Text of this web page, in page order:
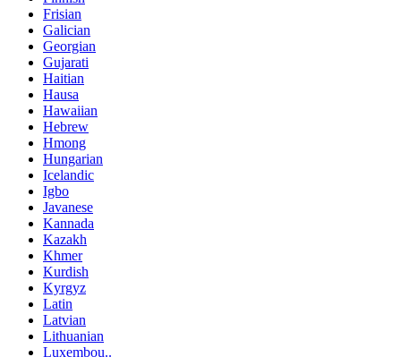
Frisian
Galician
Georgian
Gujarati
Haitian
Hausa
Hawaiian
Hebrew
Hmong
Hungarian
Icelandic
Igbo
Javanese
Kannada
Kazakh
Khmer
Kurdish
Kyrgyz
Latin
Latvian
Lithuanian
Luxembou..